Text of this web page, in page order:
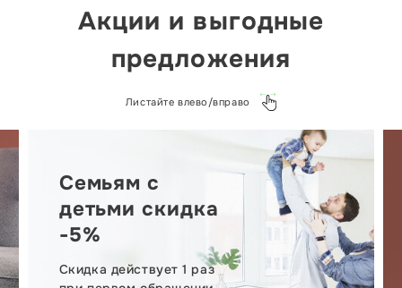
Акции и выгодные
предложения
Листайте влево/вправо
Семьям с
детьми скидка
-5%
Скидка действует 1 раз